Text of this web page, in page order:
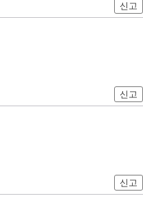
신고
신고
신고